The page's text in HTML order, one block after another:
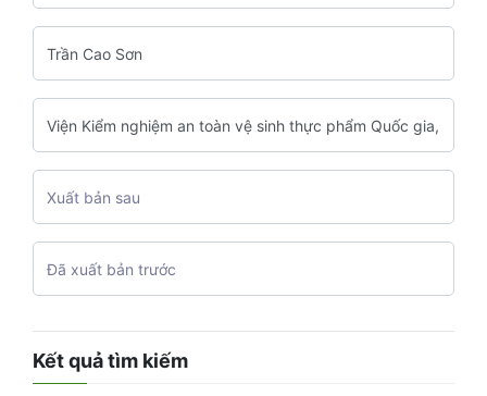
Kết quả tìm kiếm